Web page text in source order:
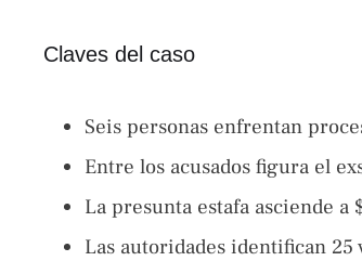
Claves del caso
Seis personas enfrentan
Entre los acusados figura el
La presunta estafa asciende a
Las autoridades identifican